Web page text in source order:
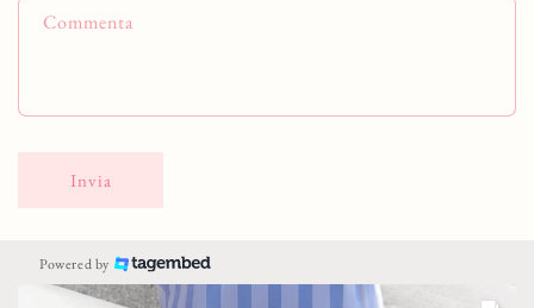
Commenta
Invia
Powered by